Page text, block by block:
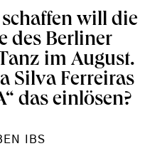
will die
des Berliner
im August.
Silva Ferreiras
das einlösen?
IBS